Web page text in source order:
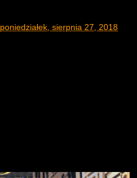
poniedziałek, sierpnia 27, 2018